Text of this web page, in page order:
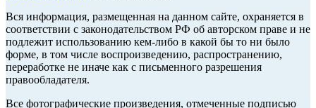
Вся информация, размещенная на данном сайте, охраняется в
соответствии с законодательством РФ об авторском праве и не
подлежит использованию кем-либо в какой бы то ни было
форме, в том числе воспроизведению, распространению,
переработке не иначе как с письменного разрешения
правообладателя.
Все фотографические произведения, отмеченные подписью